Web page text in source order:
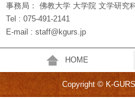
事務局： 佛教大学 大学院 文学研究
Tel : 075-491-2141
E-mail : staff@kgurs.jp
HOME
Copyright © K-